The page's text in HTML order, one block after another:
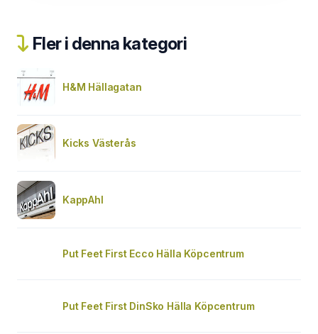
Fler i denna kategori
H&M Hällagatan
Kicks Västerås
KappAhl
Put Feet First Ecco Hälla Köpcentrum
Put Feet First DinSko Hälla Köpcentrum